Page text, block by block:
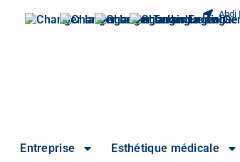
Abdi
Entreprise Esthétique médicale